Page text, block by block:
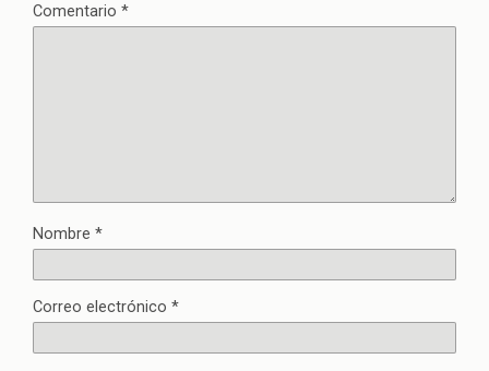
Comentario *
Nombre *
Correo electrónico *